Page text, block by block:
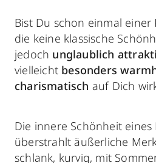
Bist Du schon einmal einer
die keine klassische
jedoch unglaublich
vielleicht besonders
charismatisch auf Dich
Die innere Schönheit eines
überstrahlt äußerliche
schlank, kurvig, mit